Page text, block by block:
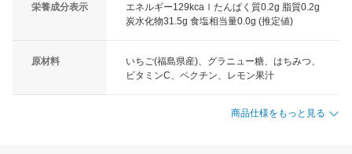
栄養成分表示
エネルギー129kcaｌたんぱく質0.2g 脂質0.2g
炭水化物31.5g 食塩相当量0.0g (推定値)
原材料
いちご(福島県産)、グラニュー糖、はちみつ、
ビタミンC、ペクチン、レモン果汁
商品仕様をもっと見る